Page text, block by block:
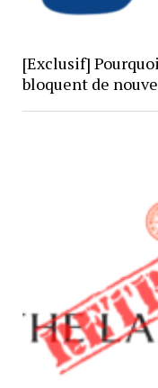
[Exclusif]
bloquent de